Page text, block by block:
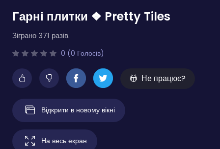
Гарні плитки ❖ Pretty Tiles
Зіграно 371 разів.
0 (0 Голосів)
Не працює?
Відкрити в новому вікні
На весь екран